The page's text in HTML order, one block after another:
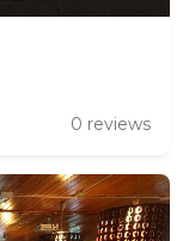
0 reviews